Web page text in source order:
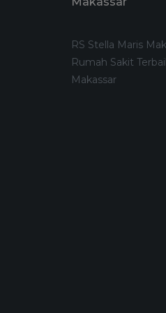
RS Stella Maris
Rumah Sakit
Makassar